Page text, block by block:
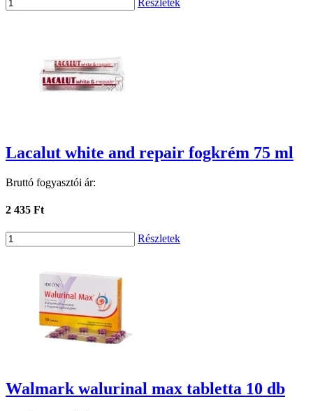
Részletek
Lacalut white and repair fogkrém 75 ml
Bruttó fogyasztói ár:
2 435 Ft
Részletek
Walmark walurinal max tabletta 10 db